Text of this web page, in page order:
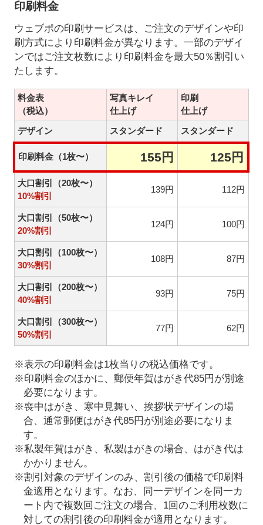
印刷料金
ウェブポの印刷サービスは、ご注文のデザインや印
刷方式により印刷料金が異なります。一部のデザイ
ンではご注文枚数により印刷料金を最大50％割引い
たします。
料金表
（税込）
写真キレイ
仕上げ
印刷
仕上げ
デザイン
スタンダード スタンダード
印刷料金（1枚〜） 155円 125円
大口割引（20枚〜）
10%割引
139円 112円
大口割引（50枚〜）
20%割引
124円 100円
大口割引（100枚〜）
30%割引
108円 87円
大口割引（200枚〜）
40%割引
93円 75円
大口割引（300枚〜）
50%割引
77円 62円
※表示の印刷料金は1枚当りの税込価格です。
※印刷料金のほかに、郵便年賀はがき代85円が別途
必要になります。
※喪中はがき、寒中見舞い、挨拶状デザインの場
合、通常郵便はがき代85円が別途必要になりま
す。
※私製年賀はがき、私製はがきの場合、はがき代は
かかりません。
※割引対象のデザインのみ、割引後の価格で印刷料
金適用となります。なお、同一デザインを同一カ
ート内で複数回ご注文の場合、1回のご利用枚数に
対しての割引後の印刷料金が適用となります。